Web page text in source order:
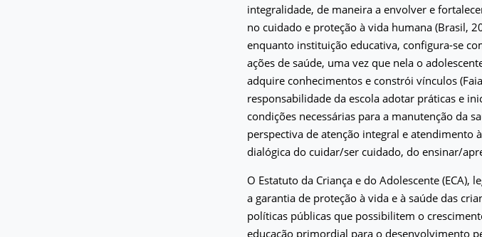
integralidade, de maneira a envolver e
no cuidado e proteção à vida humana (Brasil,
enquanto instituição educativa, configura-se
ações de saúde, uma vez que nela o
adquire conhecimentos e constrói vínculos
responsabilidade da escola adotar práticas e
condições necessárias para a manutenção da
perspectiva de atenção integral e atendimento
dialógica do cuidar/ser cuidado, do ensinar/
O Estatuto da Criança e do Adolescente
a garantia de proteção à vida e à saúde das
políticas públicas que possibilitem o
educação primordial para o desenvolvimento